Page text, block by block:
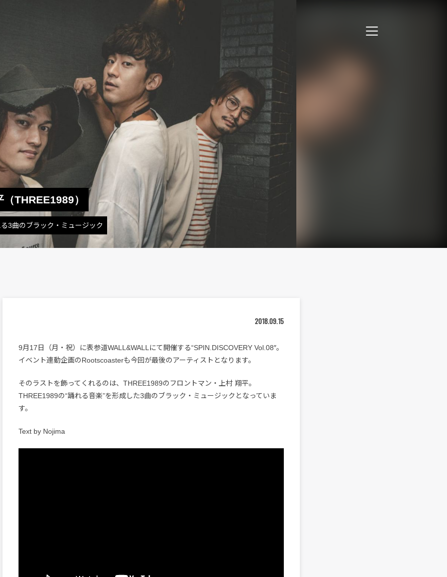
THREE1989）
3曲のブラック・ミュージック
2018.09.15
9月17日（月・祝）に表参道WALL&WALLにて開催する“SPIN.DISCOVERY Vol.08″。
イベント連動企画のRootscoasterも今回が最後のアーティストとなります。
そのラストを飾ってくれるのは、THREE1989のフロントマン・上村 翔平。
THREE1989の“踊れる音楽”を形成した3曲のブラック・ミュージックとなっていま
す。
Text by Nojima